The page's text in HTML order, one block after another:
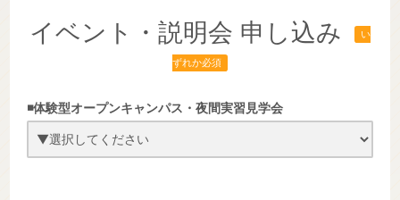
イベント・説明会 申し込み い
ずれか必須
◾️体験型オープンキャンパス・夜間実習見学会